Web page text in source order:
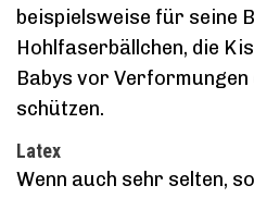
beispielsweise für seine
Hohlfaserbällchen, die
Babys vor Verformungen
schützen.
Latex
Wenn auch sehr selten,